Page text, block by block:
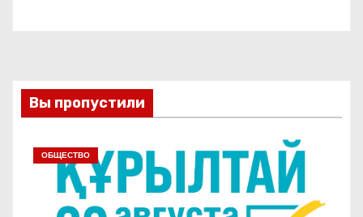
Вы пропустили
ОБЩЕСТВО